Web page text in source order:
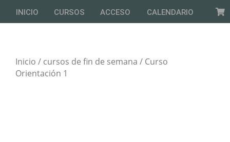
INICIO CURSOS ACCESO CALENDARIO
Inicio / cursos de fin de semana / Curso
Orientación 1